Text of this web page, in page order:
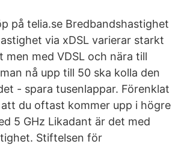
på telia.se Bredbandshastighet
via xDSL varierar starkt
men med VDSL och nära till
nå upp till 50 ska kolla den
- spara tusenlappar. Förenklat
att du oftast kommer upp i högre
5 GHz Likadant är det med
Stiftelsen för